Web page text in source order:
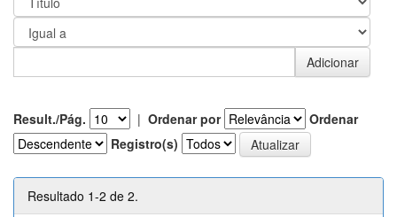
Result./Pág. | Ordenar por
Ordenar
Registro(s)
Resultado 1-2 de 2.